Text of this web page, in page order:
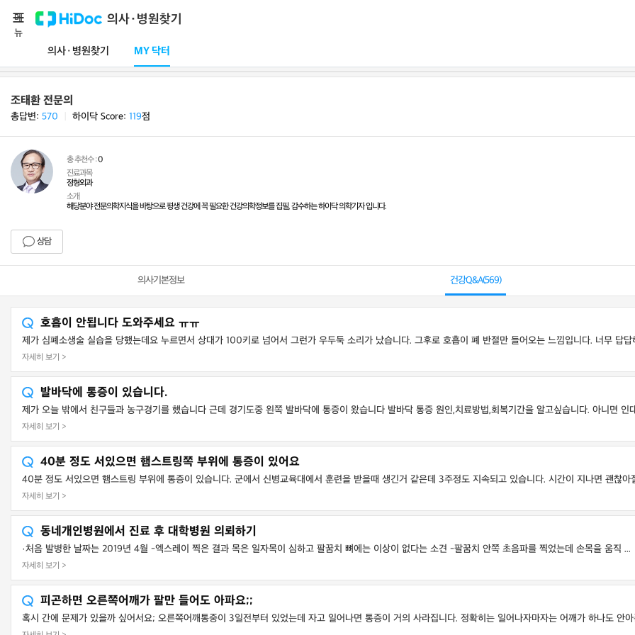
의사·병원찾기
의사·병원찾기 MY 닥터
메
뉴
조태환 전문의
총답변: 570 하이닥 Score: 119점
총 추천수 :0
진료과목
정형외과
소개
해당분야 전문의학지식을 바탕으로 평생 건강에 꼭 필요한 건강의학정보를 집필, 감수하는 하이닥 의학기자 입니다.
상담
의사기본정보 건강Q&A(569)
호흡이 안됩니다 도와주세요 ㅠㅠ
제가 심폐소생술 실습을 당했는데요 누르면서 상대가 100키로 넘어서 그런가 우두둑 소리가 났습니다. 그후로 호흡이 폐 반절만 들어오는 느낌입니다. 너무 답답
자세히 보기 >
발바닥에 통증이 있습니다.
제가 오늘 밖에서 친구들과 농구경기를 했습니다 근데 경기도중 왼쪽 발바닥에 통증이 왔습니다 발바닥 통증 원인,치료방법,회복기간을 알고싶습니다. 아니면 인
자세히 보기 >
40분 정도 서있으면 햄스트링쪽 부위에 통증이 있어요
40분 정도 서있으면 햄스트링 부위에 통증이 있습니다. 군에서 신병교육대에서 훈련을 받을때 생긴거 같은데 3주정도 지속되고 있습니다. 시간이 지나면 괜찮아
자세히 보기 >
동네개인병원에서 진료 후 대학병원 의뢰하기
·처음 발병한 날짜는 2019년 4월 -엑스레이 찍은 결과 목은 일자목이 심하고 팔꿈치 뼈에는 이상이 없다는 소견 -팔꿈치 안쪽 초음파를 찍었는데 손목을 움직 ...
자세히 보기 >
피곤하면 오른쪽어깨가 팔만 들어도 아파요;;
혹시 간에 문제가 있을까 싶어서요; 오른쪽어깨통중이 3일전부터 있었는데 자고 일어나면 통증이 거의 사라집니다. 정확히는 일어나자마자는 어깨가 하나도 안아